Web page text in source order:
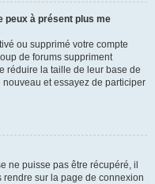
peux à présent plus me
ou supprimé votre compte
de forums suppriment
réduire la taille de leur base de
et essayez de participer
ne puisse pas être récupéré, il
sur la page de connexion